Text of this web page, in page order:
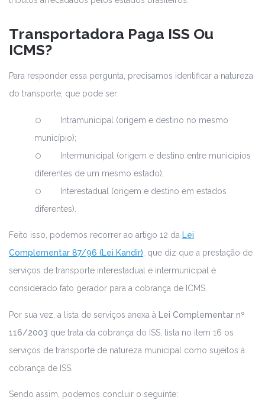
Transportadora Paga ISS Ou
ICMS?
Para responder essa pergunta, precisamos identificar a natureza
do transporte, que pode ser:
Intramunicipal (origem e destino no mesmo
município);
Intermunicipal (origem e destino entre municípios
diferentes de um mesmo estado);
Interestadual (origem e destino em estados
diferentes).
Feito isso, podemos recorrer ao artigo 12 da Lei
Complementar 87/96 (Lei Kandir) , que diz que a prestação de
serviços de transporte interestadual e intermunicipal é
considerado fato gerador para a cobrança de ICMS.
Por sua vez, a lista de serviços anexa à Lei Complementar nº
116/2003 que trata da cobrança do ISS, lista no item 16 os
serviços de transporte de natureza municipal como sujeitos à
cobrança de ISS.
Sendo assim, podemos concluir o seguinte: